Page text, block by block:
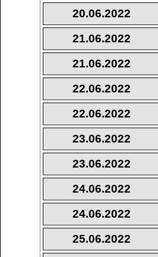
20.06.2022
21.06.2022
21.06.2022
22.06.2022
22.06.2022
23.06.2022
23.06.2022
24.06.2022
24.06.2022
25.06.2022